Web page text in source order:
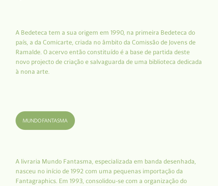
A Bedeteca tem a sua origem em 1990, na primeira Bedeteca do
país, a da Comicarte, criada no âmbito da Comissão de Jovens de
Ramalde. O acervo então constituído é a base de partida deste
novo projecto de criação e salvaguarda de uma biblioteca dedicada
à nona arte.
A livraria Mundo Fantasma, especializada em banda desenhada,
nasceu no início de 1992 com uma pequenas importação da
Fantagraphics. Em 1993, consolidou-se com a organização do